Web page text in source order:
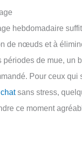
hebdomadaire
de nœuds et à
périodes de mue, un
Pour ceux qui
sans stress,
ce moment